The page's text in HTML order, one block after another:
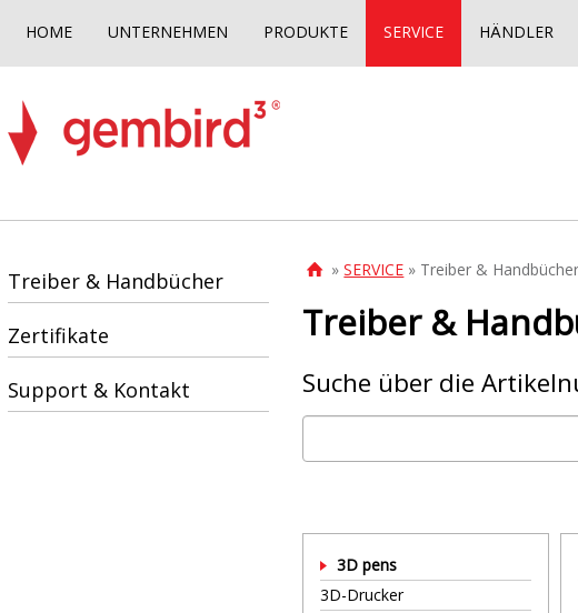
HOME UNTERNEHMEN PRODUKTE SERVICE HÄNDLER
 »SERVICE » Treiber & Handbücher
Treiber &
Suche über die
3D pens
3D-Drucker
Treiber & Handbücher
Zertifikate
Support & Kontakt